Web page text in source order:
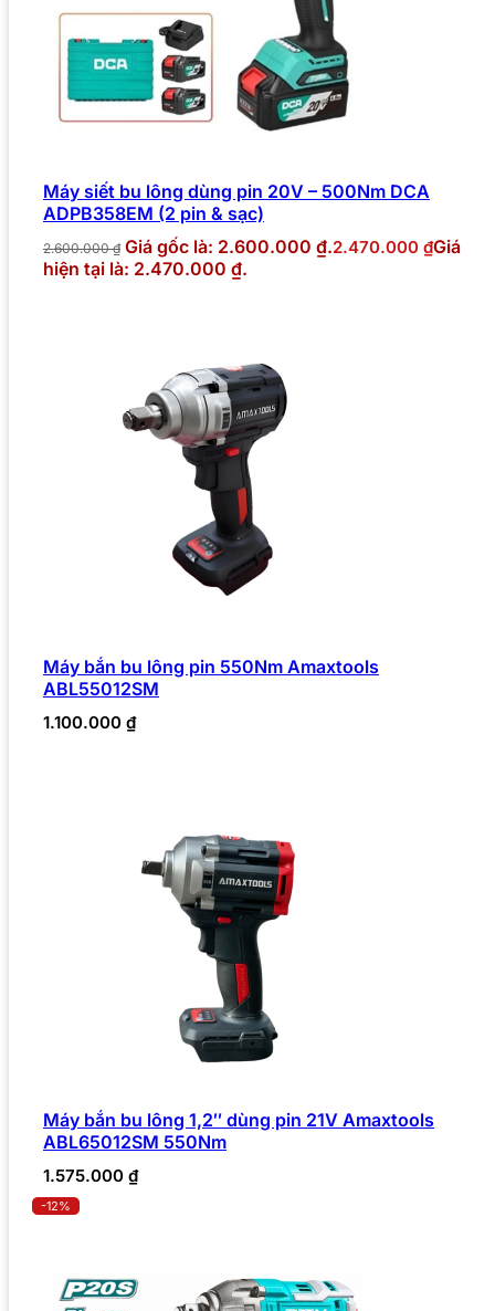
Máy siết bu lông dùng pin 20V – 500Nm DCA
ADPB358EM (2 pin & sạc)
2.600.000₫ Giá gốc là: 2.600.000 ₫.2.470.000 ₫Giá
hiện tại là: 2.470.000 ₫.
Máy bắn bu lông pin 550Nm Amaxtools
ABL55012SM
1.100.000 ₫
Máy bắn bu lông 1,2″ dùng pin 21V Amaxtools
ABL65012SM 550Nm
1.575.000 ₫
-12%